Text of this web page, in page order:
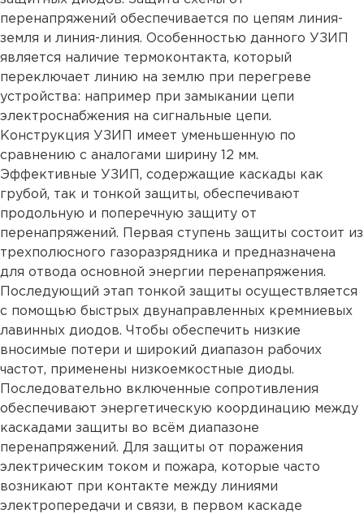
перенапряжений обеспечивается по цепям линия-
земля и линия-линия. Особенностью данного УЗИП
является наличие термоконтакта, который
переключает линию на землю при перегреве
устройства: например при замыкании цепи
электроснабжения на сигнальные цепи.
Конструкция УЗИП имеет уменьшенную по
сравнению с аналогами ширину 12 мм.
Эффективные УЗИП, содержащие каскады как
грубой, так и тонкой защиты, обеспечивают
продольную и поперечную защиту от
перенапряжений. Первая ступень защиты состоит из
трехполюсного газоразрядника и предназначена
для отвода основной энергии перенапряжения.
Последующий этап тонкой защиты осуществляется
с помощью быстрых двунаправленных кремниевых
лавинных диодов. Чтобы обеспечить низкие
вносимые потери и широкий диапазон рабочих
частот, применены низкоемкостные диоды.
Последовательно включенные сопротивления
обеспечивают энергетическую координацию между
каскадами защиты во всём диапазоне
перенапряжений. Для защиты от поражения
электрическим током и пожара, которые часто
возникают при контакте между линиями
электропередачи и связи, в первом каскаде